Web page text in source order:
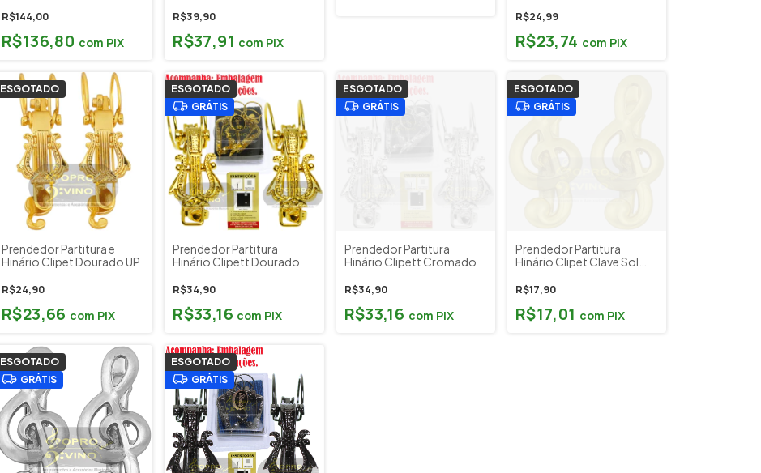
R$144,00
R$136,80 com PIX
R$39,90
R$37,91 com PIX
R$24,99
R$23,74 com PIX
ESGOTADO
Prendedor Partitura e
Hinário Clipet Dourado UP
R$24,90
R$23,66 com PIX
ESGOTADO
GRÁTIS
Prendedor Partitura
Hinário Clipett Dourado
R$34,90
R$33,16 com PIX
ESGOTADO
GRÁTIS
Prendedor Partitura
Hinário Clipett Cromado
R$34,90
R$33,16 com PIX
ESGOTADO
GRÁTIS
Prendedor Partitura
Hinário Clipet Clave Sol
R$17,90
R$17,01 com PIX
ESGOTADO
GRÁTIS
ESGOTADO
GRÁTIS